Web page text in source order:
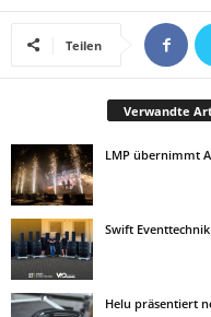
Teilen
Verwandte
LMP übernimmt
Swift
Helu präsentiert